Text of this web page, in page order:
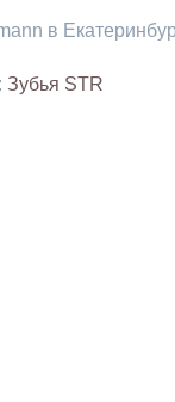
в
Зубья STR